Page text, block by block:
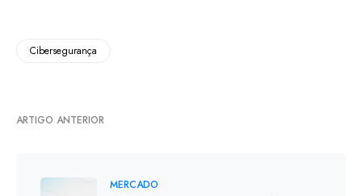
Cibersegurança
ARTIGO ANTERIOR
MERCADO